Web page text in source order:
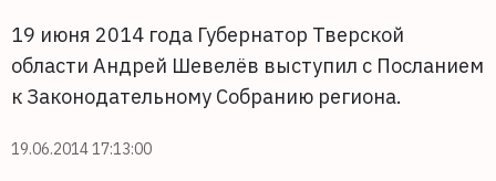
19 июня 2014 года Губернатор Тверской
области Андрей Шевелёв выступил с Посланием
к Законодательному Собранию региона.
19.06.2014 17:13:00